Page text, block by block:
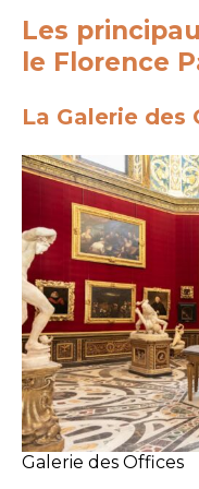
Les
le Florence
La Galerie des
Galerie des Offices